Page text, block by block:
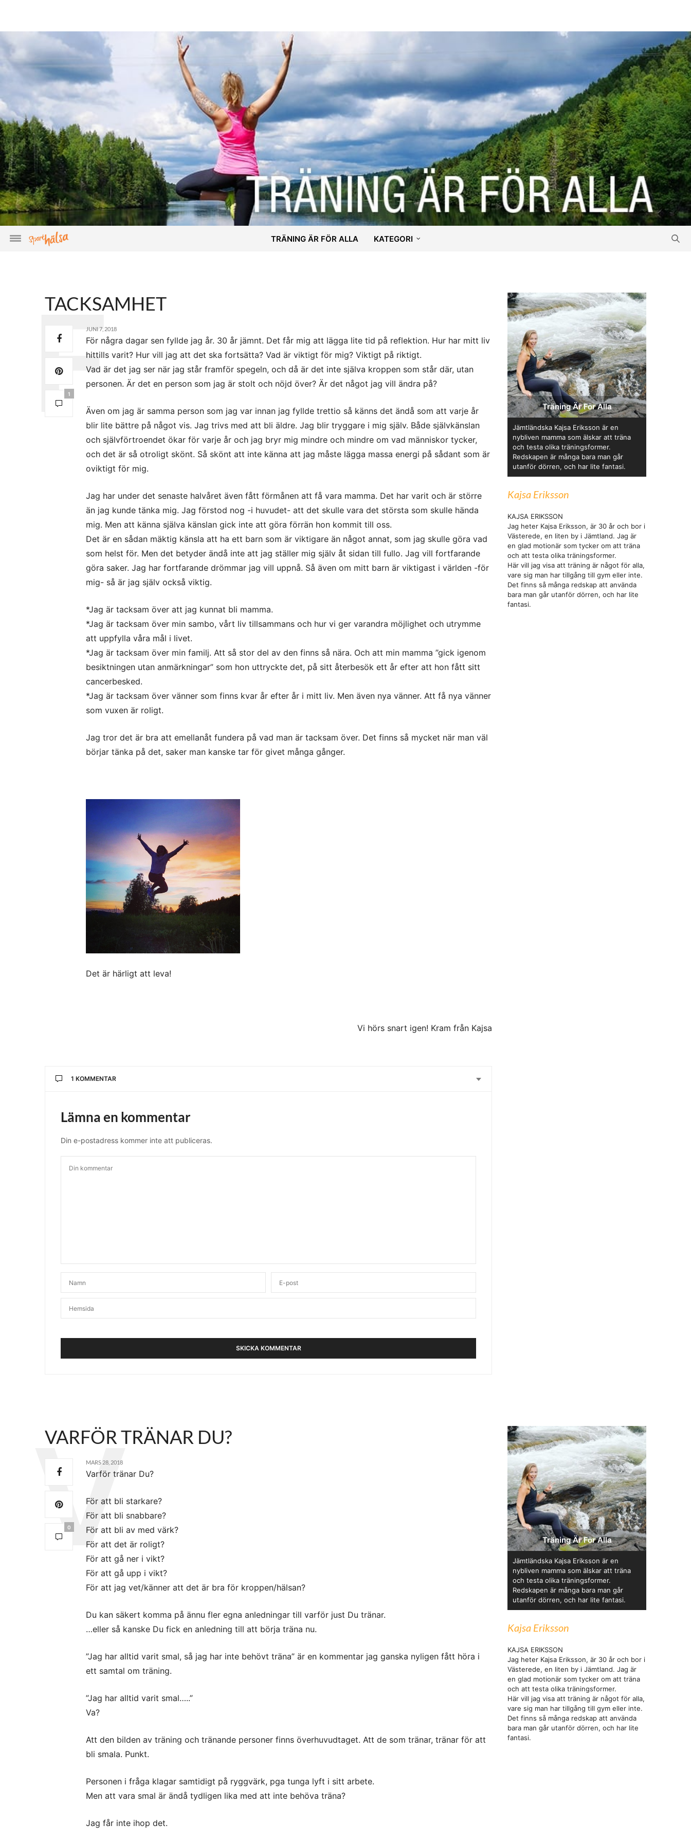
TRÄNING ÄR FÖR ALLA KATEGORI
TACKSAMHET
1
JUNI 7, 2018
För några dagar sen fyllde jag år. 30 år jämnt. Det får mig att lägga lite tid på reflektion. Hur har mitt liv
hittills varit? Hur vill jag att det ska fortsätta? Vad är viktigt för mig? Viktigt på riktigt.
Vad är det jag ser när jag står framför spegeln, och då är det inte själva kroppen som står där, utan
personen. Är det en person som jag är stolt och nöjd över? Är det något jag vill ändra på?
Även om jag är samma person som jag var innan jag fyllde trettio så känns det ändå som att varje år
blir lite bättre på något vis. Jag trivs med att bli äldre. Jag blir tryggare i mig själv. Både självkänslan
och självförtroendet ökar för varje år och jag bryr mig mindre och mindre om vad människor tycker,
och det är så otroligt skönt. Så skönt att inte känna att jag måste lägga massa energi på sådant som är
oviktigt för mig.
Jag har under det senaste halvåret även fått förmånen att få vara mamma. Det har varit och är större
än jag kunde tänka mig. Jag förstod nog -i huvudet- att det skulle vara det största som skulle hända
mig. Men att känna själva känslan gick inte att göra förrän hon kommit till oss.
Det är en sådan mäktig känsla att ha ett barn som är viktigare än något annat, som jag skulle göra vad
som helst för. Men det betyder ändå inte att jag ställer mig själv åt sidan till fullo. Jag vill fortfarande
göra saker. Jag har fortfarande drömmar jag vill uppnå. Så även om mitt barn är viktigast i världen -för
mig- så är jag själv också viktig.
*Jag är tacksam över att jag kunnat bli mamma.
*Jag är tacksam över min sambo, vårt liv tillsammans och hur vi ger varandra möjlighet och utrymme
att uppfylla våra mål i livet.
*Jag är tacksam över min familj. Att så stor del av den finns så nära. Och att min mamma ”gick igenom
besiktningen utan anmärkningar” som hon uttryckte det, på sitt återbesök ett år efter att hon fått sitt
cancerbesked.
*Jag är tacksam över vänner som finns kvar år efter år i mitt liv. Men även nya vänner. Att få nya vänner
som vuxen är roligt.
Jag tror det är bra att emellanåt fundera på vad man är tacksam över. Det finns så mycket när man väl
börjar tänka på det, saker man kanske tar för givet många gånger.
Det är härligt att leva!
Vi hörs snart igen! Kram från Kajsa
1 KOMMENTAR
SKRIVER:
JUNI 7, 2018 KL. 12:18 E M
Min fina vän på många sätt!
Lämna en kommentar
Din e-postadress kommer inte att publiceras.
Träning Är För Alla
Jämtländska Kajsa Eriksson är en
nybliven mamma som älskar att träna
och testa olika träningsformer.
Redskapen är många bara man går
utanför dörren, och har lite fantasi.
Kajsa Eriksson
KAJSA ERIKSSON
Jag heter Kajsa Eriksson, är 30 år och bor i
Västerede, en liten by i Jämtland. Jag är
en glad motionär som tycker om att träna
och att testa olika träningsformer.
Här vill jag visa att träning är något för alla,
vare sig man har tillgång till gym eller inte.
Det finns så många redskap att använda
bara man går utanför dörren, och har lite
fantasi.
VARFÖR TRÄNAR DU?
0
MARS 28, 2018
Varför tränar Du?
För att bli starkare?
För att bli snabbare?
För att bli av med värk?
För att det är roligt?
För att gå ner i vikt?
För att gå upp i vikt?
För att jag vet/känner att det är bra för kroppen/hälsan?
Du kan säkert komma på ännu fler egna anledningar till varför just Du tränar.
…eller så kanske Du fick en anledning till att börja träna nu.
”Jag har alltid varit smal, så jag har inte behövt träna” är en kommentar jag ganska nyligen fått höra i
ett samtal om träning.
”Jag har alltid varit smal…..”
Va?
Att den bilden av träning och tränande personer finns överhuvudtaget. Att de som tränar, tränar för att
bli smala. Punkt.
Personen i fråga klagar samtidigt på ryggvärk, pga tunga lyft i sitt arbete.
Men att vara smal är ändå tydligen lika med att inte behöva träna?
Jag får inte ihop det.
Träning Är För Alla
Jämtländska Kajsa Eriksson är en
nybliven mamma som älskar att träna
och testa olika träningsformer.
Redskapen är många bara man går
utanför dörren, och har lite fantasi.
Kajsa Eriksson
KAJSA ERIKSSON
Jag heter Kajsa Eriksson, är 30 år och bor i
Västerede, en liten by i Jämtland. Jag är
en glad motionär som tycker om att träna
och att testa olika träningsformer.
Här vill jag visa att träning är något för alla,
vare sig man har tillgång till gym eller inte.
Det finns så många redskap att använda
bara man går utanför dörren, och har lite
fantasi.